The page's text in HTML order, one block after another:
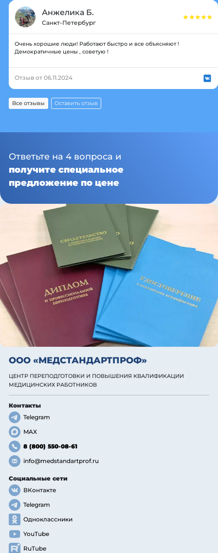
Анжелика Б.
Санкт-Петербург
Очень хорошие люди! Работают быстро и все объясняют !
Демократичные цены , советую !
Отзыв от 06.11.2024
Все отзывы Оставить отзыв
Ответьте на 4 вопроса и
получите специальное
предложение по цене
ООО «МЕДСТАНДАРТПРОФ»
ЦЕНТР ПЕРЕПОДГОТОВКИ И ПОВЫШЕНИЯ КВАЛИФИКАЦИИ
МЕДИЦИНСКИХ РАБОТНИКОВ
Контакты
Telegram
MAX
8 (800) 550-08-61
info@medstandartprof.ru
Социальные сети
ВКонтакте
Telegram
Одноклассники
YouTube
RuTube